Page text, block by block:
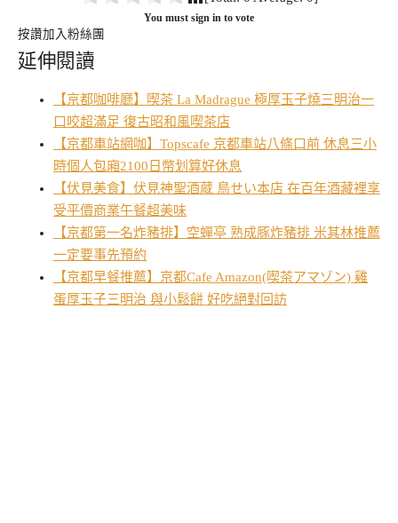
You must sign in to vote
按讚加入粉絲團
延伸閱讀
【京都咖啡廳】喫茶 La Madrague 極厚玉子燒三明治一
口咬超滿足 復古昭和風喫茶店
【京都車站網咖】Topscafe 京都車站八條口前 休息三小
時個人包廂2100日幣划算好休息
【伏見美食】伏見神聖酒蔵 鳥せい本店 在百年酒藏裡享
受平價商業午餐超美味
【京都第一名炸豬排】空蟬亭 熟成豚炸豬排 米其林推薦
一定要事先預約
【京都早餐推薦】京都Cafe Amazon(喫茶アマゾン) 雞
蛋厚玉子三明治 與小鬆餅 好吃絕對回訪